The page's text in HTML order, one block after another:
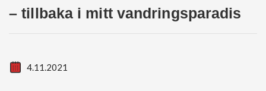
– tillbaka i mitt vandringsparadis
4.11.2021